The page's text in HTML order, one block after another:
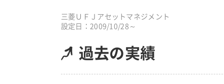
三菱ＵＦＪアセットマネジメント
設定日：2009/10/28～
過去の実績